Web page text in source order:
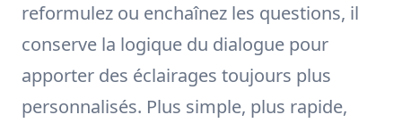
reformulez ou enchaînez les questions, il
conserve la logique du dialogue pour
apporter des éclairages toujours plus
personnalisés. Plus simple, plus rapide,